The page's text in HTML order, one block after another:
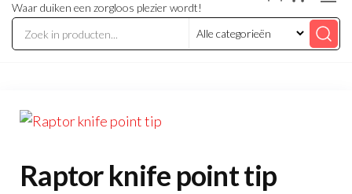
Waar duiken een zorgloos plezier wordt!
Raptor knife point tip